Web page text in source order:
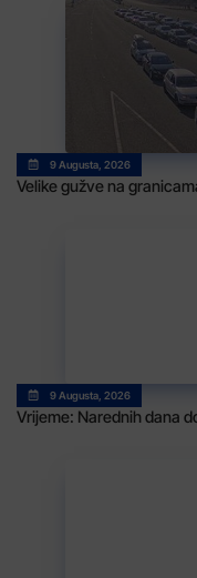
9 Augusta, 2026
Velike gužve na
9 Augusta, 2026
Vrijeme: Narednih dana